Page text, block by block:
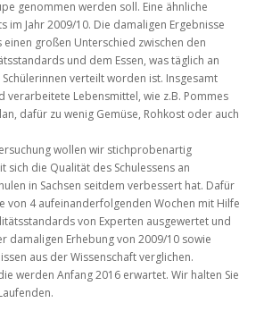
genommen werden soll. Eine ähnliche
im Jahr 2009/10. Die damaligen Ergebnisse
großen Unterschied zwischen den
und dem Essen, was täglich an
Schülerinnen verteilt worden ist. Insgesamt
verarbeitete Lebensmittel, wie z.B. Pommes
dafür zu wenig Gemüse, Rohkost oder auch
wollen wir stichprobenartig
sich die Qualität des Schulessens an
in Sachsen seitdem verbessert hat. Dafür
von 4 aufeinanderfolgenden Wochen mit Hilfe
von Experten ausgewertet und
damaligen Erhebung von 2009/10 sowie
aus der Wissenschaft verglichen.
werden Anfang 2016 erwartet. Wir halten Sie